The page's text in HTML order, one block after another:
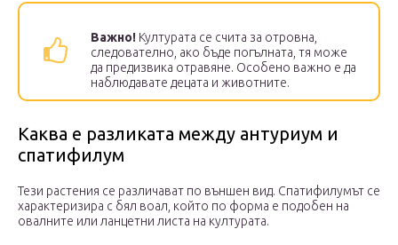
Важно! Културата се счита за отровна,
следователно, ако бъде погълната, тя може
да предизвика отравяне. Особено важно е да
наблюдавате децата и животните.
Каква е разликата между антуриум и
спатифилум
Тези растения се различават по външен вид. Спатифилумът се
характеризира с бял воал, който по форма е подобен на
овалните или ланцетни листа на културата.